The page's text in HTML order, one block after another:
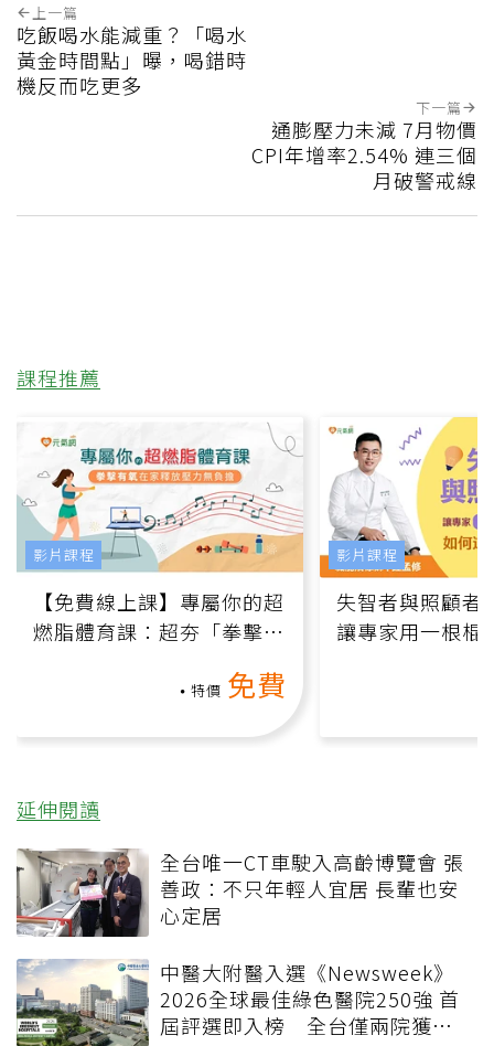
上一篇
吃飯喝水能減重？「喝水
黃金時間點」曝，喝錯時
機反而吃更多
下一篇
通膨壓力未減 7月物價
CPI年增率2.54% 連三個
月破警戒線
課程推薦
【免費線上課】專屬你的超
燃脂體育課：超夯「拳擊有
特價 免費
影片課程
失智者與照顧者
讓專家用一根棍
影片課程
延伸閱讀
全台唯一CT車駛入高齡博覽會 張
善政：不只年輕人宜居 長輩也安
心定居
中醫大附醫入選《Newsweek》
2026全球最佳綠色醫院250強 首
屆評選即入榜 全台僅兩院獲